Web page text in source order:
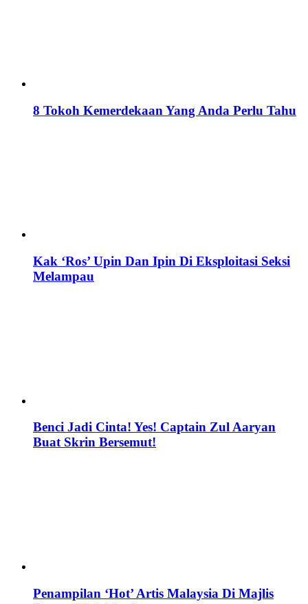
8 Tokoh Kemerdekaan Yang Anda Perlu Tahu
Kak ‘Ros’ Upin Dan Ipin Di Eksploitasi Seksi
Melampau
Benci Jadi Cinta! Yes! Captain Zul Aaryan
Buat Skrin Bersemut!
Penampilan ‘Hot’ Artis Malaysia Di Majlis